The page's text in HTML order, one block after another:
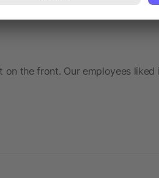
the front. Our employees